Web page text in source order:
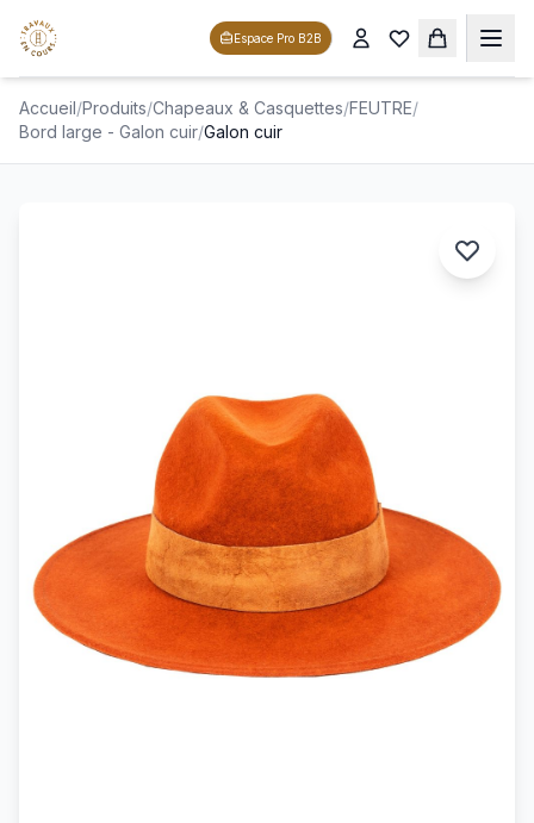
Espace Pro B2B
Accueil/Produits/Chapeaux & Casquettes/FEUTRE/
Bord large - Galon cuir/Galon cuir